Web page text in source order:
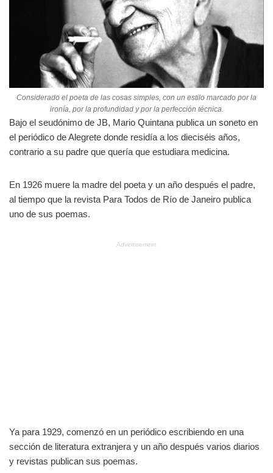
Considerado el poeta de las cosas simples, con un estilo marcado por la
ironía, por la profundidad y por la perfección técnica.
Bajo el seudónimo de JB, Mario Quintana publica un soneto en
el periódico de Alegrete donde residía a los dieciséis años,
contrario a su padre que quería que estudiara medicina.
En 1926 muere la madre del poeta y un año después el padre,
al tiempo que la revista Para Todos de Río de Janeiro publica
uno de sus poemas.
Advertisement
Ya para 1929, comenzó en un periódico escribiendo en una
sección de literatura extranjera y un año después varios diarios
y revistas publican sus poemas.